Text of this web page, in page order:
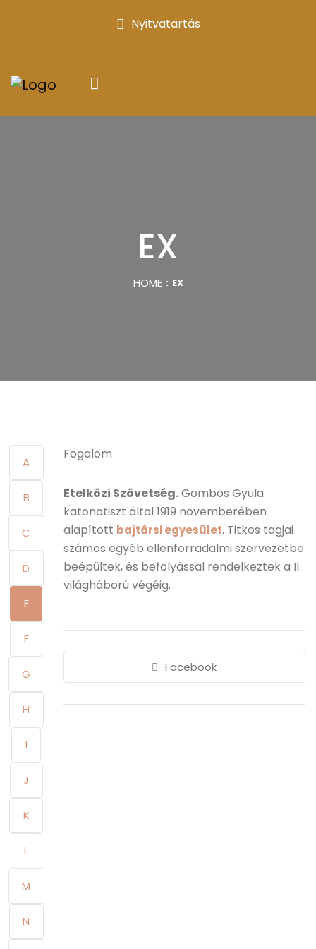
Nyitvatartás
EX
HOME EX
A
B
C
D
E
F
G
H
I
J
K
L
M
N
Fogalom
Etelközi Szövetség.Gömbös Gyula
katonatiszt által 1919 novemberében
alapított bajtársi egyesület. Titkos tagjai
számos egyéb ellenforradalmi szervezetbe
beépültek, és befolyással rendelkeztek a II.
világháború végéig.
Facebook